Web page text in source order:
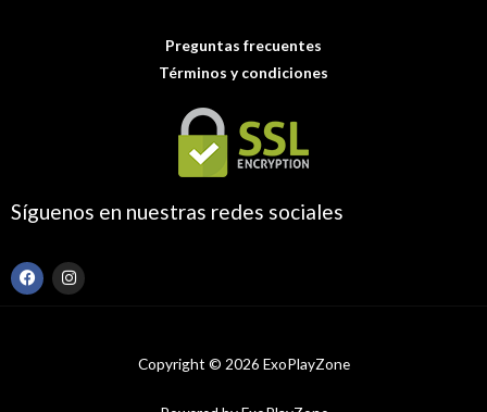
Preguntas frecuentes
Términos y condiciones
Síguenos en nuestras redes sociales
F
a
c
I
n
s
Copyright © 2026 ExoPlayZone